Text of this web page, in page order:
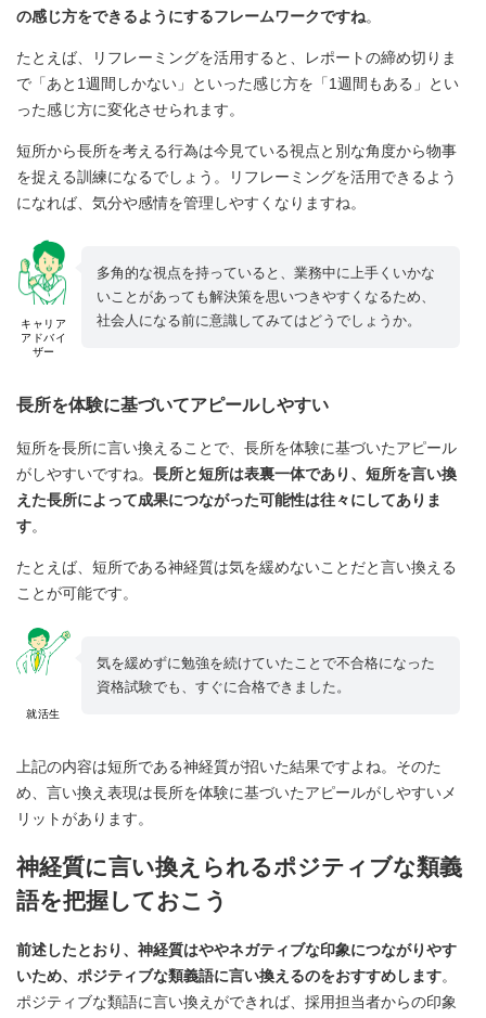
の感じ方をできるようにするフレームワークですね。
たとえば、リフレーミングを活用すると、レポートの締め切りま
で「あと1週間しかない」といった感じ方を「1週間もある」とい
った感じ方に変化させられます。
短所から長所を考える行為は今見ている視点と別な角度から物事
を捉える訓練になるでしょう。リフレーミングを活用できるよう
になれば、気分や感情を管理しやすくなりますね。
キャリア
アドバイ
ザー
多角的な視点を持っていると、業務中に上手くいかな
いことがあっても解決策を思いつきやすくなるため、
社会人になる前に意識してみてはどうでしょうか。
長所を体験に基づいてアピールしやすい
短所を長所に言い換えることで、長所を体験に基づいたアピール
がしやすいですね。 長所と短所は表裏一体であり、短所を言い換
えた長所によって成果につながった可能性は往々にしてありま
す。
たとえば、短所である神経質は気を緩めないことだと言い換える
ことが可能です。
就活生
気を緩めずに勉強を続けていたことで不合格になった
資格試験でも、すぐに合格できました。
上記の内容は短所である神経質が招いた結果ですよね。そのた
め、言い換え表現は長所を体験に基づいたアピールがしやすいメ
リットがあります。
神経質に言い換えられるポジティブな類義
語を把握しておこう
前述したとおり、神経質はややネガティブな印象につながりやす
いため、ポジティブな類義語に言い換えるのをおすすめします。
ポジティブな類語に言い換えができれば、採用担当者からの印象